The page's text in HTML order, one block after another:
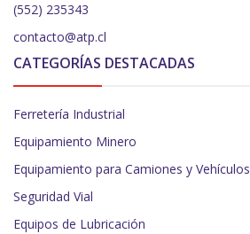
(552) 235343
contacto@atp.cl
CATEGORÍAS DESTACADAS
Ferretería Industrial
Equipamiento Minero
Equipamiento para Camiones y Vehículos
Seguridad Vial
Equipos de Lubricación